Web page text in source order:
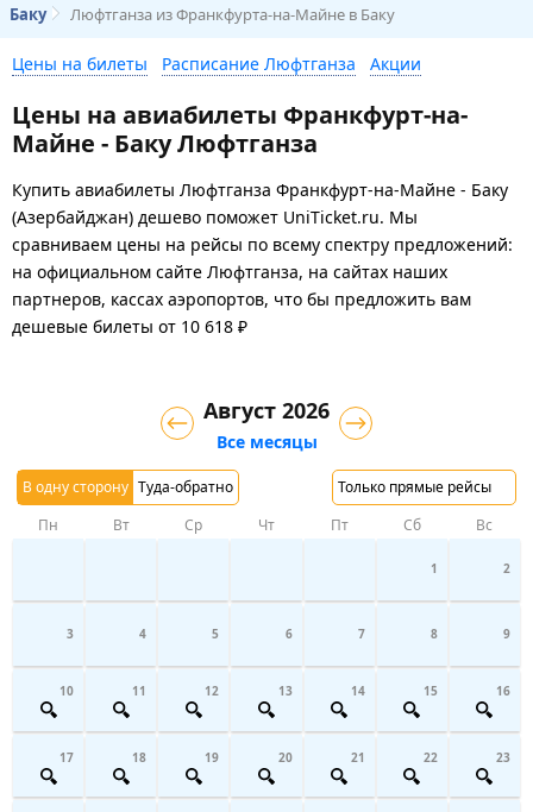
Баку
Люфтганза из Франкфурта-на-Майне в Баку
Цены на билеты Расписание Люфтганза Акции
Цены на авиабилеты Франкфурт-на-
Майне - Баку Люфтганза
Купить авиабилеты Люфтганза Франкфурт-на-Майне - Баку
(Азербайджан) дешево поможет UniTicket.ru. Мы
сравниваем цены на рейсы по всему спектру предложений:
на официальном сайте Люфтганза, на сайтах наших
партнеров, кассах аэропортов, что бы предложить вам
дешевые билеты от 10 618 ₽
В одну сторону Туда-обратно Только прямые рейсы
Август 2026
Все месяцы
Пн Вт Ср Чт Пт Сб Вс
1 2
3 4 5 6 7 8 9
10 11 12 13 14 15 16
17 18 19 20 21 22 23